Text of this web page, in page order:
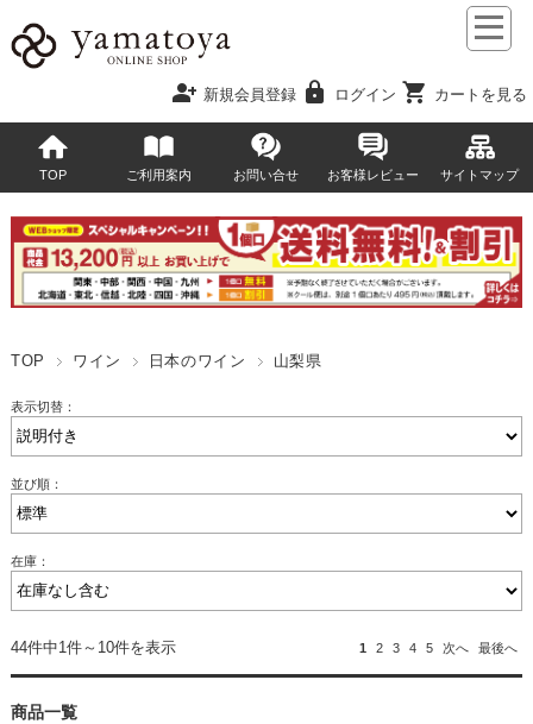
person_add 新規会員登録 lock ログイン shopping_cart カートを見る
TOP ご利用案内 お問い合せ お客様レビュー サイトマップ
TOP ワイン 日本のワイン 山梨県
表示切替：
並び順：
在庫：
44件中1件～10件を表示 1 2 3 4 5 次へ 最後へ
商品一覧